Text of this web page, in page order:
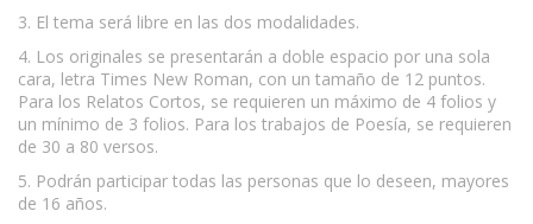
3. El tema será libre en las dos modalidades.
4. Los originales se presentarán a doble espacio por una sola
cara, letra Times New Roman, con un tamaño de 12 puntos.
Para los Relatos Cortos, se requieren un máximo de 4 folios y
un mínimo de 3 folios. Para los trabajos de Poesía, se requieren
de 30 a 80 versos.
5. Podrán participar todas las personas que lo deseen, mayores
de 16 años.